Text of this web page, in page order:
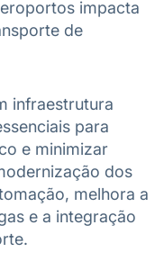
impacta
de
infraestrutura
para
e minimizar
dos
melhora a
e a integração